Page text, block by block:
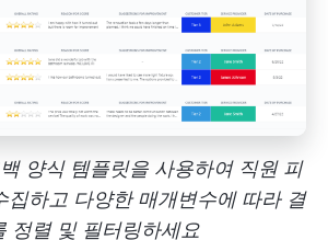
양식 템플릿을 사용하여 직원 피
집하고 다양한 매개변수에 따라 결
정렬 및 필터링하세요